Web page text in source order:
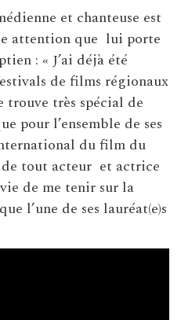
et chanteuse est
attention que lui porte
: « J’ai déjà été
de films régionaux
très spécial de
pour l’ensemble de ses
du film du
tout acteur et actrice
de me tenir sur la
l’une de ses lauréat(e)s